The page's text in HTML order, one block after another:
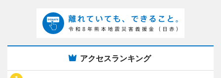
アクセスランキング